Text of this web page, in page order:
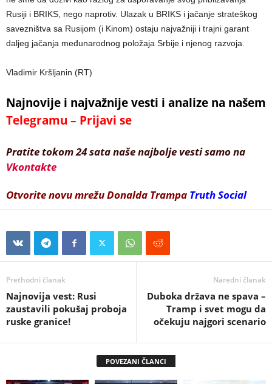
Rusiji i BRIKS, nego naprotiv. Ulazak u BRIKS i jačanje strateškog
savezništva sa Rusijom (i Kinom) ostaju najvažniji i trajni garant
daljeg jačanja međunarodnog položaja Srbije i njenog razvoja.
Vladimir Kršljanin (RT)
Najnovije i najvažnije vesti i analize na našem
Telegramu – Prijavi se
Pratite tokom 24 sata naše najbolje vesti samo na
Vkontakte
Otvorite novu mrežu Donalda Trampa Truth Social
Prethodni članak
Najnovija vest: Rusi
zaustavili pokušaj proboja
ruske granice!
Naredni članak
Duboka država ne spava –
Tramp i svet mogu da
očekuju najgori scenario
POVEZANI ČLANCI